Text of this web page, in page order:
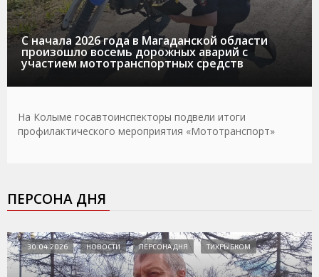
С начала 2026 года в Магаданской области
произошло восемь дорожных аварий с
участием мототранспортных средств
На Колыме госавтоинспекторы подвели итоги
профилактического мероприятия «Мототранспорт»
ПЕРСОНА ДНЯ
30.04.2026 НОВОСТИ ПЕРСОНА ДНЯ ТИХРЫБКОМ